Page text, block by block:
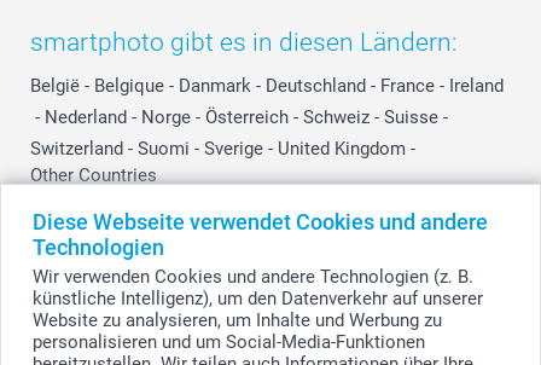
Diese Webseite verwendet Cookies und andere
Technologien
Wir verwenden Cookies und andere Technologien (z. B.
künstliche Intelligenz), um den Datenverkehr auf unserer
Website zu analysieren, um Inhalte und Werbung zu
personalisieren und um Social-Media-Funktionen
smartphoto gibt es in diesen Ländern:
België - Belgique - Danmark - Deutschland - France - Ireland
- Nederland - Norge - Österreich - Schweiz - Suisse -
Switzerland - Suomi - Sverige - United Kingdom -
Other Countries
Alle Preise verstehen sich in Schweizer Franken (CHF) inkl. MwSt. und zzgl.
Versandkosten.